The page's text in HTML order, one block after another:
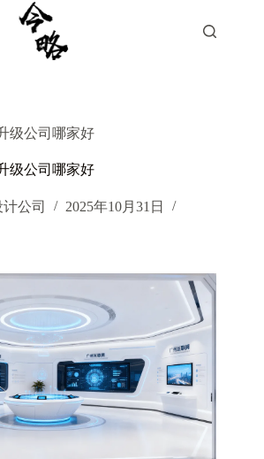
级公司哪家好
级公司哪家好
公司
2025年10月31日